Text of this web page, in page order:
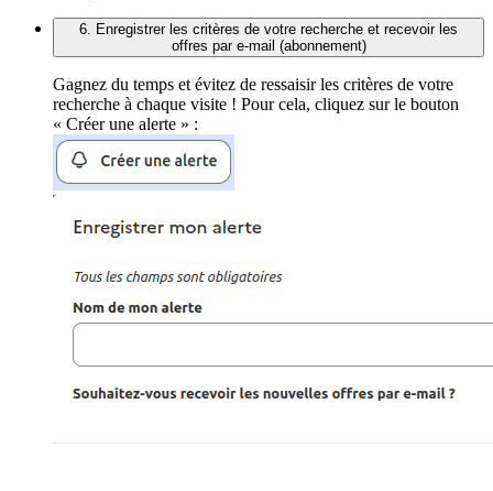
6. Enregistrer les critères de votre recherche et recevoir les
offres par e-mail (abonnement)
Gagnez du temps et évitez de ressaisir les critères de votre
recherche à chaque visite ! Pour cela, cliquez sur le bouton
« Créer une alerte » :